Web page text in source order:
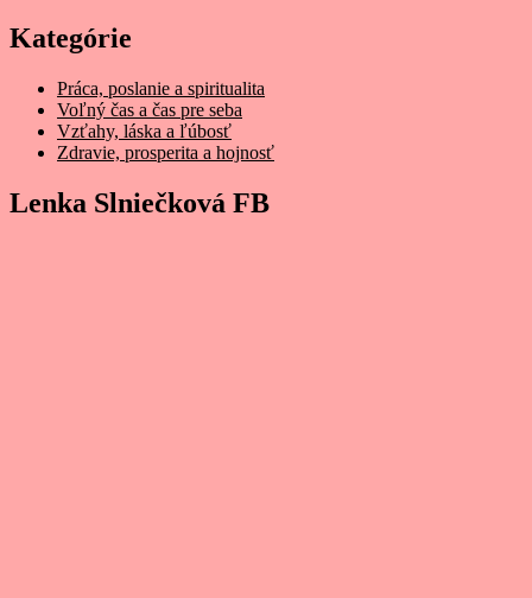
Kategórie
Práca, poslanie a spiritualita
Voľný čas a čas pre seba
Vzťahy, láska a ľúbosť
Zdravie, prosperita a hojnosť
Lenka Slniečková FB